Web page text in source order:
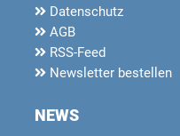
Datenschutz
AGB
RSS-Feed
Newsletter bestellen
NEWS